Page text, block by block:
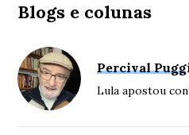
Blogs e colunas
Percival
Lula apostou